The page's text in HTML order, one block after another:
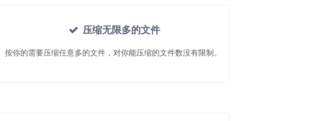
压缩无限多的文件
按你的需要压缩任意多的文件，对你能压缩的文件数没有限制。